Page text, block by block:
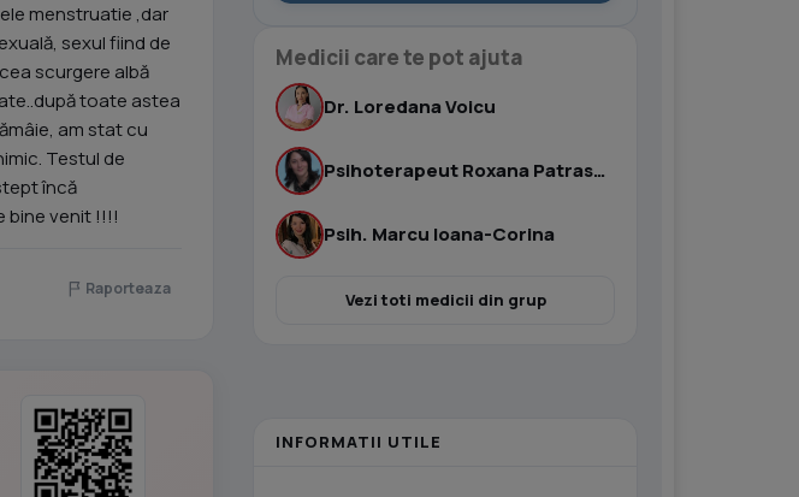
menstruatie ,dar
sexul fiind de
scurgere albă
toate astea
am stat cu
Testul de
încă
bine venit !!!!
Raporteaza
Medicii care te pot ajuta
Dr. Loredana Voicu
Psihoterapeut Roxana Patrascu
Psih. Marcu Ioana-Corina
Vezi toti medicii din grup
INFORMATII UTILE